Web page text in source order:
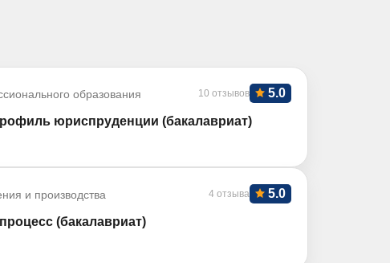
образования 10 отзывов 5.0
юриспруденции (бакалавриат)
и производства 4 отзыва 5.0
(бакалавриат)